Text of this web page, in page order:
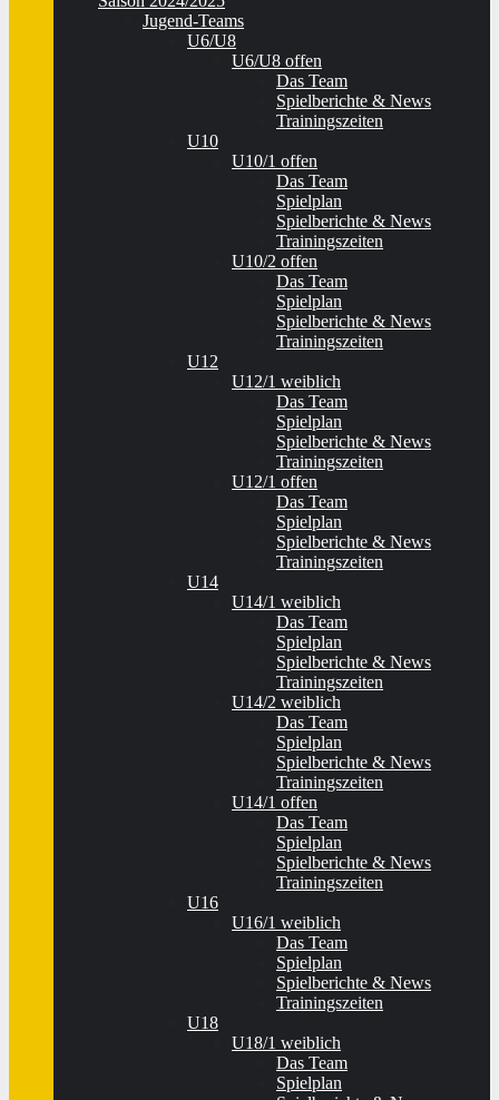
Jugend-Teams
U6/U8
U6/U8 offen
Das Team
Spielberichte & News
Trainingszeiten
U10
U10/1 offen
Das Team
Spielplan
Spielberichte & News
Trainingszeiten
U10/2 offen
Das Team
Spielplan
Spielberichte & News
Trainingszeiten
U12
U12/1 weiblich
Das Team
Spielplan
Spielberichte & News
Trainingszeiten
U12/1 offen
Das Team
Spielplan
Spielberichte & News
Trainingszeiten
U14
U14/1 weiblich
Das Team
Spielplan
Spielberichte & News
Trainingszeiten
U14/2 weiblich
Das Team
Spielplan
Spielberichte & News
Trainingszeiten
U14/1 offen
Das Team
Spielplan
Spielberichte & News
Trainingszeiten
U16
U16/1 weiblich
Das Team
Spielplan
Spielberichte & News
Trainingszeiten
U18
U18/1 weiblich
Das Team
Spielplan